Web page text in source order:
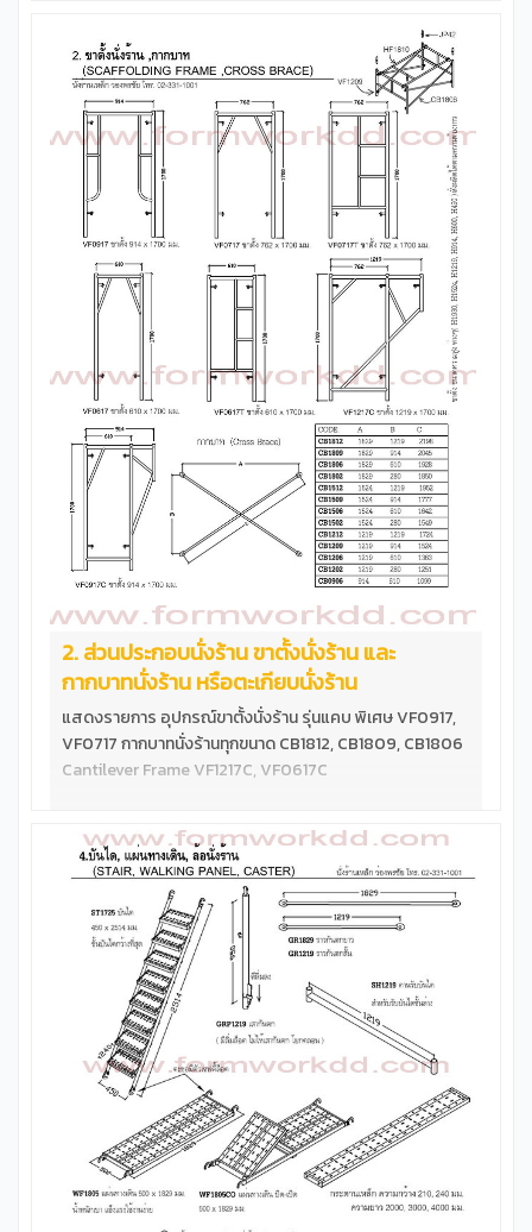
VF1215T ขาตั้ง นั่งร้าน ขนาด 1219x1524 mm.**รับน้ำหนักสูง
VF1212T ขาตั้ง นั่งร้าน ขนาด 1219x1219 mm.**รับน้ำหนักสูง
VF1209 ขาตั้ง นั่งร้าน ขนาด 1219x 914 mm.**รับน้ำหนักสูง
VF1206 ขาตั้ง นั่งร้าน ขนาด 1219x 600 mm.**รับน้ำหนักสูง
VF1204 ขาตั้ง นั่งร้าน ขนาด 1219x 490 mm.**รับน้ำหนักสูง
นั่งร้านชุด ตัวอย่างนั่งร้านมาตราฐานสูง1700mm &nbsp;
1ชุด ประกอบด้วยอุปกรณ์ดังนี้ VF1217 ขาตั้ง นั่งร้าน ขนาด
1219x1700 mm.จำนวน 2ขา CB1812 กากบาทนั่งร้าน ขนาด
1829x1219 mm.จำนวน 2กา HF1810 ฝาครอบนั่งร้าน ขนาด
1829x1050 mm.จำนวน 1ฝา JP42 ข้อต่อนั่งร้าน ขนาด
Dia35x225 mm. จำนวน4ชิ้น &nbsp; **ข้อต่ออย่างหนารับน้ำ
หนัก &nbsp; &nbsp; &nbsp; ทดลองวางน้ำหนัก7200Kg บน
นั่งร้านรุ่น VF1215T &nbsp; ทดลองวางน้ำหนัก6250Kg บน
นั่งร้านรุ่น VF1209T &nbsp; &nbsp; ทดลองวางน้ำ
หนัก6250Kg บนนั่งร้านรุ่น VF1217 ข้อสำคํญ นั่งร้านเหล็กเป็น
อุปกรณ์ใช้ทำงานก่อสร้างที่ต้องอยู่ในความดูแลของวิศวะกรผู้
ควบคุมงาน การประกอบใช้งาน การวางนั่งร้านเพื่อรับน้ำน้ำ
หนักจำเป็นต้องคำนวนโดยวิศวกร &nbsp;
2. ส่วนประกอบนั่งร้าน ขาตั้งนั่งร้าน และ
กากบาทนั่งร้าน หรือตะเกียบนั่งร้าน
แสดงรายการ อุปกรณ์ขาตั้งนั่งร้าน รุ่นแคบ พิเศษ VF0917,
VF0717 กากบาทนั่งร้านทุกขนาด CB1812, CB1809, CB1806
Cantilever Frame VF1217C, VF0617C